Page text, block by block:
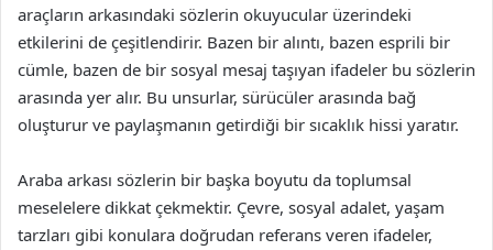
araçların arkasındaki sözlerin okuyucular üzerindeki
etkilerini de çeşitlendirir. Bazen bir alıntı, bazen esprili bir
cümle, bazen de bir sosyal mesaj taşıyan ifadeler bu sözlerin
arasında yer alır. Bu unsurlar, sürücüler arasında bağ
oluşturur ve paylaşmanın getirdiği bir sıcaklık hissi yaratır.
Araba arkası sözlerin bir başka boyutu da toplumsal
meselelere dikkat çekmektir. Çevre, sosyal adalet, yaşam
tarzları gibi konulara doğrudan referans veren ifadeler,